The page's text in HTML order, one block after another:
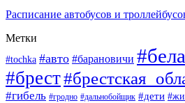
Расписание автобусов и
Метки
#tochka #авто #барановичи
#брест
#гибель #гродно #дальнобойщик #дети